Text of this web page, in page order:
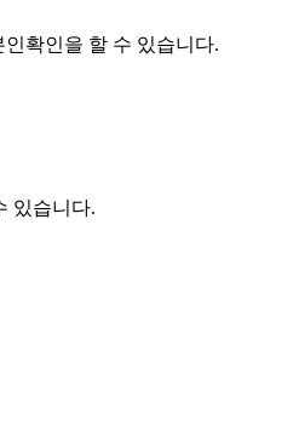
확인을 할 수 있습니다.
있습니다.